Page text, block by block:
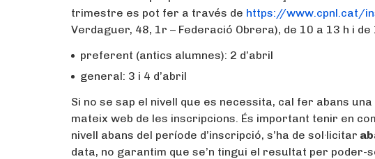
trimestre es pot fer a través de https://www.cpnl.cat/
Verdaguer, 48, 1r – Federació Obrera), de 10 a 13 h i
preferent (antics alumnes): 2 d’abril
general: 3 i 4 d’abril
Si no se sap el nivell que es necessita, cal fer abans
mateix web de les inscripcions. És important tenir en
nivell abans del període d’inscripció, s’ha de sol·licitar
data, no garantim que se’n tingui el resultat per poder-